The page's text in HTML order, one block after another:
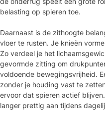
belasting op spieren toe.
Daarnaast is de zithoogte
vloer te rusten. Je knieën
Zo verdeel je het
gevormde zitting om
voldoende bewegingsvrijheid.
zonder je houding vast te
ervoor dat spieren actief
langer prettig aan tijdens